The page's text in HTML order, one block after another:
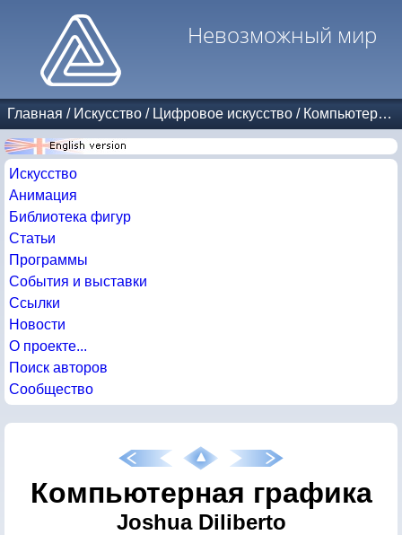
Невозможный мир
Главная / Искусство / Цифровое искусство / Компьютерная графика
Искусство
Анимация
Библиотека фигур
Статьи
Программы
События и выставки
Ссылки
Новости
О проекте...
Поиск авторов
Сообщество
Компьютерная графика
Joshua Diliberto